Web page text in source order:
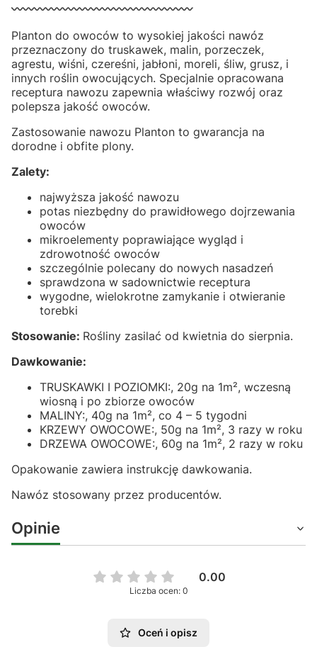
〰️〰️〰️〰️〰️〰️〰️〰️〰️〰️〰️〰️〰️〰️〰️〰️
Planton do owoców to wysokiej jakości nawóz
przeznaczony do truskawek, malin, porzeczek,
agrestu, wiśni, czereśni, jabłoni, moreli, śliw, grusz, i
innych roślin owocujących. Specjalnie opracowana
receptura nawozu zapewnia właściwy rozwój oraz
polepsza jakość owoców.
Zastosowanie nawozu Planton to gwarancja na
dorodne i obfite plony.
Zalety:
najwyższa jakość nawozu
potas niezbędny do prawidłowego dojrzewania
owoców
mikroelementy poprawiające wygląd i
zdrowotność owoców
szczególnie polecany do nowych nasadzeń
sprawdzona w sadownictwie receptura
wygodne, wielokrotne zamykanie i otwieranie
torebki
Stosowanie: Rośliny zasilać od kwietnia do sierpnia.
Dawkowanie:
TRUSKAWKI I POZIOMKI:, 20g na 1m², wczesną
wiosną i po zbiorze owoców
MALINY:, 40g na 1m², co 4 – 5 tygodni
KRZEWY OWOCOWE:, 50g na 1m², 3 razy w roku
DRZEWA OWOCOWE:, 60g na 1m², 2 razy w roku
Opakowanie zawiera instrukcję dawkowania.
Nawóz stosowany przez producentów.
Opinie
0.00
Liczba ocen: 0
Oceń i opisz